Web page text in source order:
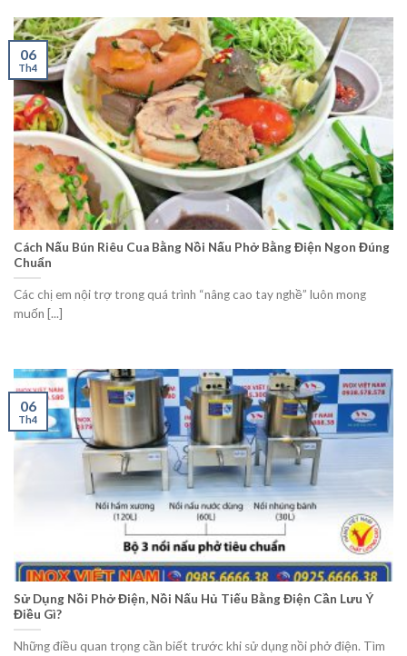
Cách Nấu Bún Riêu Cua Bằng Nồi Nấu Phở Bằng Điện Ngon Đúng
Chuẩn
Các chị em nội trợ trong quá trình “nâng cao tay nghề” luôn mong
muốn [...]
06
Th4
Sử Dụng Nồi Phở Điện, Nồi Nấu Hủ Tiếu Bằng Điện Cần Lưu Ý
Điều Gì?
Những điều quan trọng cần biết trước khi sử dụng nồi phở điện. Tìm
06
Th4